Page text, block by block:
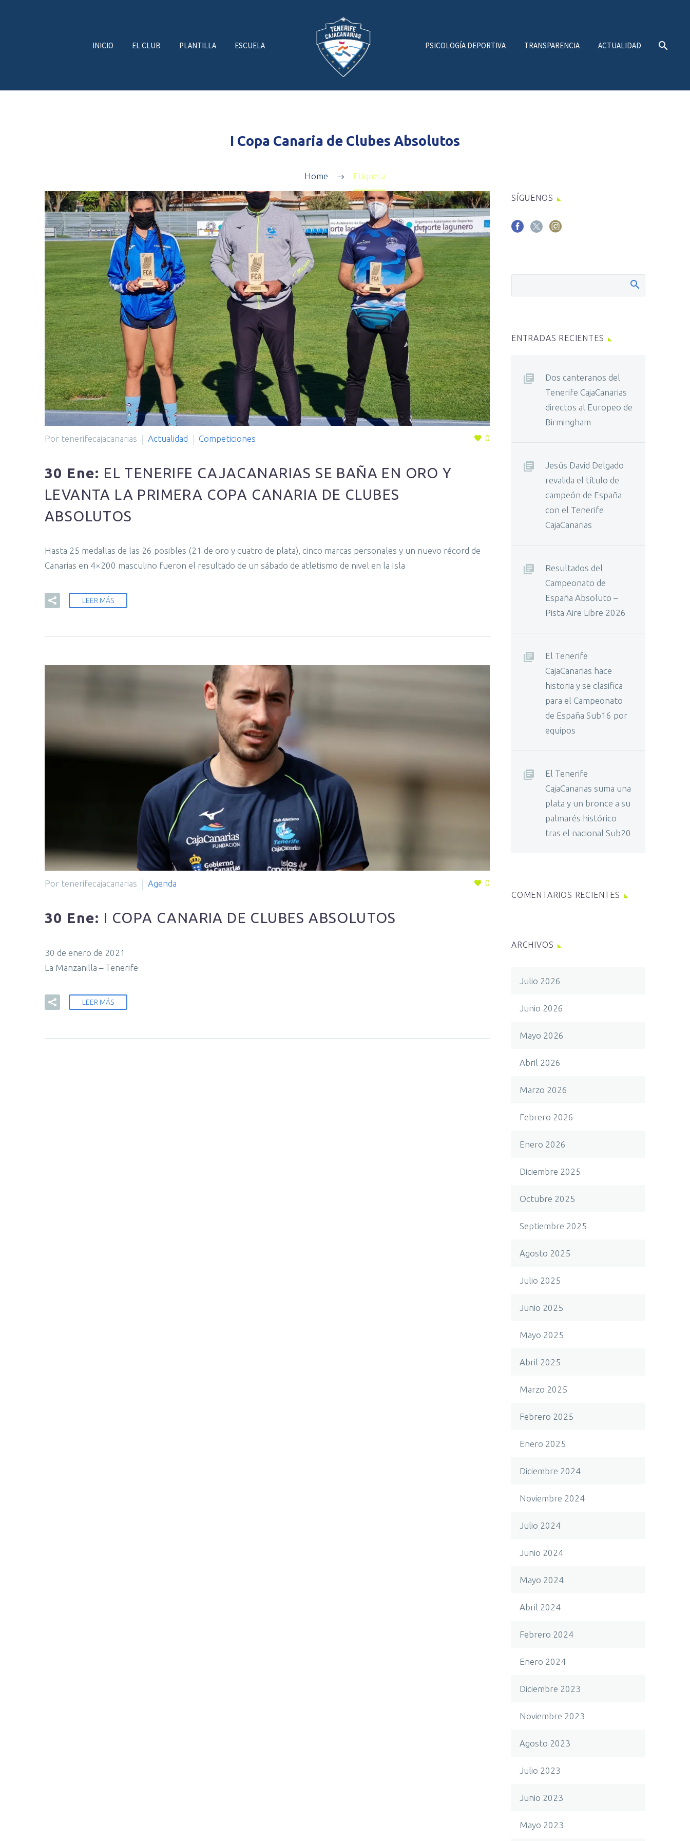
INICIO EL CLUB PLANTILLA ESCUELA PSICOLOGÍA DEPORTIVA TRANSPARENCIA ACTUALIDAD
I Copa Canaria de Clubes Absolutos
Home Etiqueta
0
Por tenerifecajacanarias Actualidad Competiciones
30 Ene: EL TENERIFE CAJACANARIAS SE BAÑA EN ORO Y
LEVANTA LA PRIMERA COPA CANARIA DE CLUBES
ABSOLUTOS
Hasta 25 medallas de las 26 posibles (21 de oro y cuatro de plata), cinco marcas personales y un nuevo récord de
Canarias en 4×200 masculino fueron el resultado de un sábado de atletismo de nivel en la Isla
LEER MÁS
0
Por tenerifecajacanarias Agenda
30 Ene: I COPA CANARIA DE CLUBES ABSOLUTOS
30 de enero de 2021
La Manzanilla – Tenerife
LEER MÁS
SÍGUENOS
ENTRADAS RECIENTES
Dos canteranos del
Tenerife CajaCanarias
directos al Europeo de
Birmingham
Jesús David Delgado
revalida el título de
campeón de España
con el Tenerife
CajaCanarias
Resultados del
Campeonato de
España Absoluto –
Pista Aire Libre 2026
El Tenerife
CajaCanarias hace
historia y se clasifica
para el Campeonato
de España Sub16 por
equipos
El Tenerife
CajaCanarias suma una
plata y un bronce a su
palmarés histórico
tras el nacional Sub20
COMENTARIOS RECIENTES
ARCHIVOS
Julio 2026
Junio 2026
Mayo 2026
Abril 2026
Marzo 2026
Febrero 2026
Enero 2026
Diciembre 2025
Octubre 2025
Septiembre 2025
Agosto 2025
Julio 2025
Junio 2025
Mayo 2025
Abril 2025
Marzo 2025
Febrero 2025
Enero 2025
Diciembre 2024
Noviembre 2024
Julio 2024
Junio 2024
Mayo 2024
Abril 2024
Febrero 2024
Enero 2024
Diciembre 2023
Noviembre 2023
Agosto 2023
Julio 2023
Junio 2023
Mayo 2023